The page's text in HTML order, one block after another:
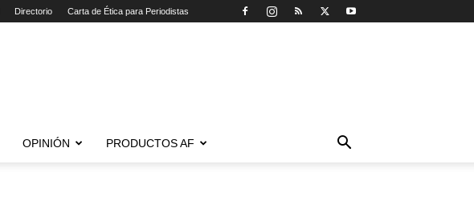
Directorio Carta de Ética para Periodistas
OPINIÓN PRODUCTOS AF